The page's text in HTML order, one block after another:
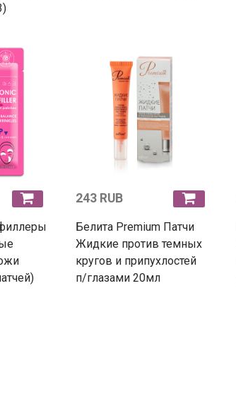
243 RUB
Белита Premium Патчи
Жидкие против темных
кругов и припухлостей
п/глазами 20мл